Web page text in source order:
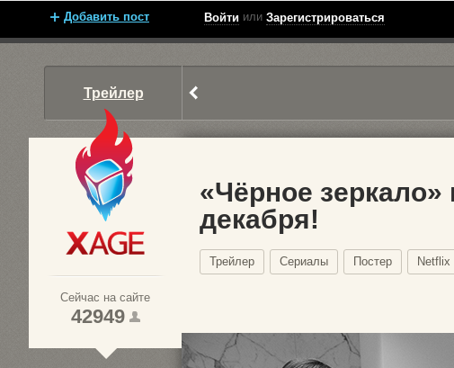
Добавить пост Войти или Зарегистрироваться
Трейлер
Сейчас на сайте
42949
«Чёрное зеркало»
декабря!
Трейлер Сериалы Постер Netflix